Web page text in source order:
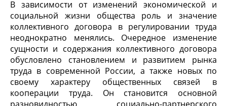
В зависимости от изменений экономической и
социальной жизни общества роль и значение
коллективного договора в регулировании труда
неоднократно менялись. Очередное изменение
сущности и содержания коллективного договора
обусловлено становлением и развитием рынка
труда в современной России, а также новых по
своему характеру общественных связей в
кооперации труда. Он становится основной